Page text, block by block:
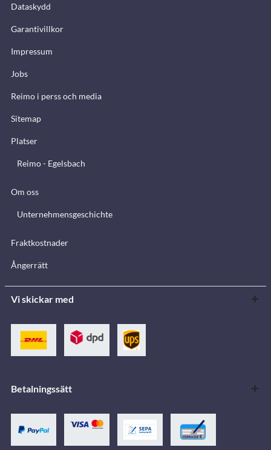
Dataskydd
Garantivillkor
Impressum
Jobs
Reimo i perss och media
Sitemap
Platser
Reimo - Egelsbach
Om oss
Unternehmensgeschichte
Fraktkostnader
Ångerrätt
Vi skickar med
Betalningssätt